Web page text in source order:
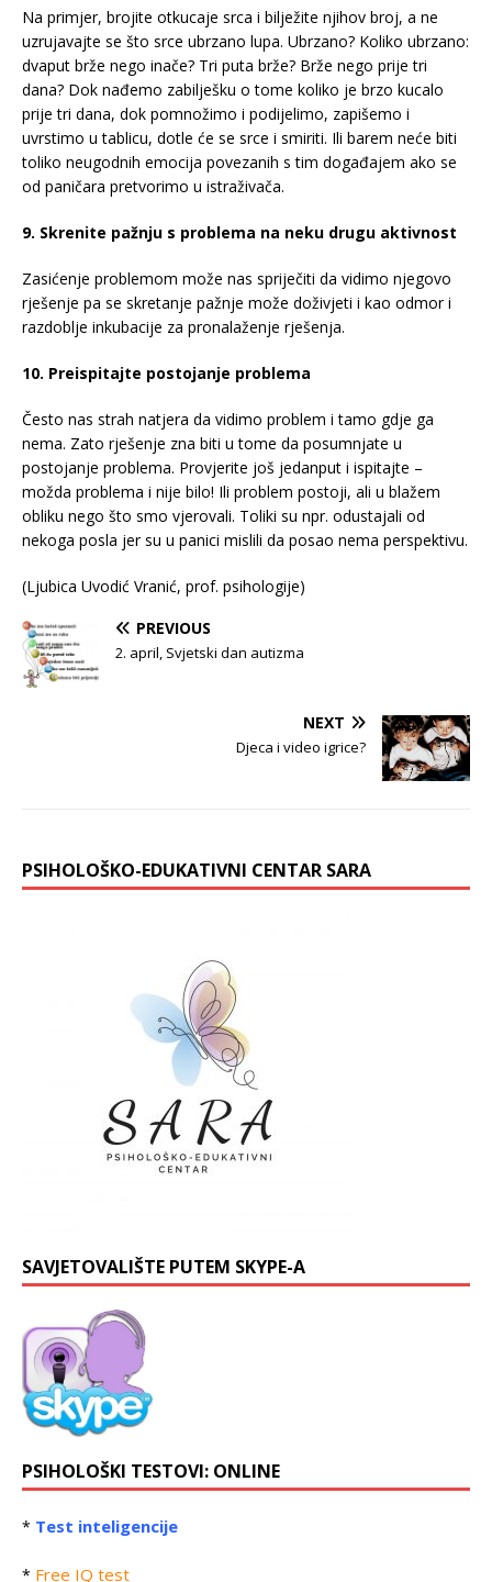
Na primjer, brojite otkucaje srca i bilježite njihov broj, a ne
uzrujavajte se što srce ubrzano lupa. Ubrzano? Koliko ubrzano:
dvaput brže nego inače? Tri puta brže? Brže nego prije tri
dana? Dok nađemo zabilješku o tome koliko je brzo kucalo
prije tri dana, dok pomnožimo i podijelimo, zapišemo i
uvrstimo u tablicu, dotle će se srce i smiriti. Ili barem neće biti
toliko neugodnih emocija povezanih s tim događajem ako se
od paničara pretvorimo u istraživača.
9. Skrenite pažnju s problema na neku drugu aktivnost
Zasićenje problemom može nas spriječiti da vidimo njegovo
rješenje pa se skretanje pažnje može doživjeti i kao odmor i
razdoblje inkubacije za pronalaženje rješenja.
10. Preispitajte postojanje problema
Često nas strah natjera da vidimo problem i tamo gdje ga
nema. Zato rješenje zna biti u tome da posumnjate u
postojanje problema. Provjerite još jedanput i ispitajte –
možda problema i nije bilo! Ili problem postoji, ali u blažem
obliku nego što smo vjerovali. Toliki su npr. odustajali od
nekoga posla jer su u panici mislili da posao nema perspektivu.
(Ljubica Uvodić Vranić, prof. psihologije)
PREVIOUS
2. april, Svjetski dan autizma
NEXT
Djeca i video igrice?
PSIHOLOŠKO-EDUKATIVNI CENTAR SARA
SAVJETOVALIŠTE PUTEM SKYPE-A
PSIHOLOŠKI TESTOVI: ONLINE
* Test inteligencije
* Free IQ test